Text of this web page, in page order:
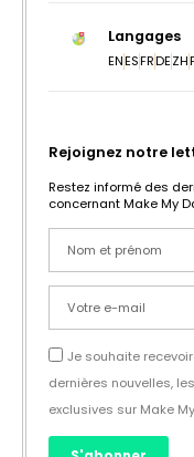
Langages
ENESFRDEZH
Rejoignez notre
Restez informé des
concernant Make My
Je souhaite
dernières nouvelles,
exclusives sur Make